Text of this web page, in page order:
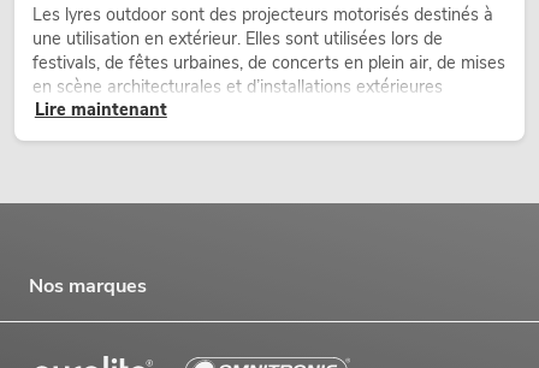
Les lyres outdoor sont des projecteurs motorisés destinés à
une utilisation en extérieur. Elles sont utilisées lors de
festivals, de fêtes urbaines, de concerts en plein air, de mises
en scène architecturales et d’installations extérieures
temporaires.
Lire maintenant
Nos marques